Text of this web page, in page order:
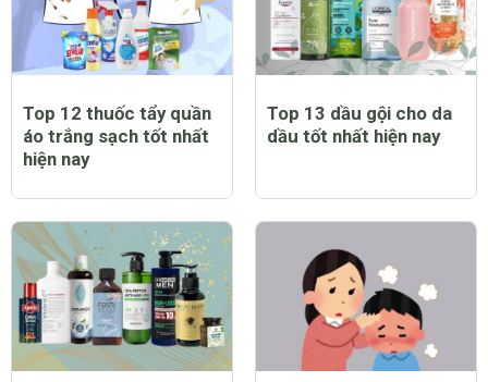
Top 12 thuốc tẩy quần
áo trắng sạch tốt nhất
hiện nay
Top 13 dầu gội cho da
dầu tốt nhất hiện nay